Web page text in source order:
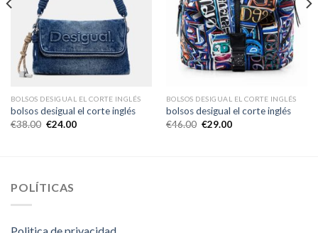
BOLSOS DESIGUAL EL CORTE INGLÉS
bolsos desigual el corte inglés
€38.00 €24.00
BOLSOS DESIGUAL EL CORTE INGLÉS
bolsos desigual el corte inglés
€46.00 €29.00
POLÍTICAS